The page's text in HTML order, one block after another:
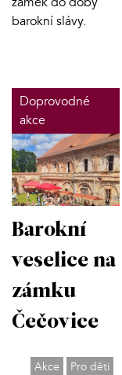
barokní slávy.
Doprovodné
akce
Barokní
veselice na
zámku
Čečovice
Akce
Pro děti